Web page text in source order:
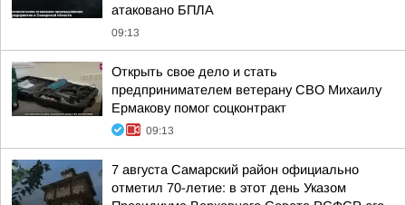
атаковано БПЛА
09:13
Открыть свое дело и стать
предпринимателем ветерану СВО Михаилу
Ермакову помог соцконтракт
09:13
7 августа Самарский район официально
отметил 70-летие: в этот день Указом